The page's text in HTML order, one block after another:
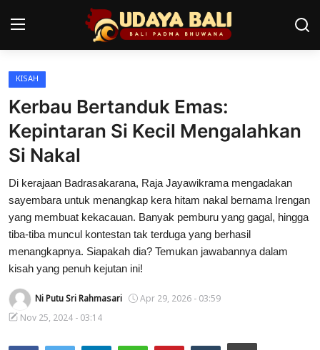
Home
Pura
Desa Adat
Tradisi
Kearifan lokal
Alam Bali
Kisah
KISAH
Kerbau Bertanduk Emas:
Kepintaran Si Kecil Mengalahkan
Si Nakal
Di kerajaan Badrasakarana, Raja Jayawikrama mengadakan
sayembara untuk menangkap kera hitam nakal bernama Irengan
yang membuat kekacauan. Banyak pemburu yang gagal, hingga
tiba-tiba muncul kontestan tak terduga yang berhasil
menangkapnya. Siapakah dia? Temukan jawabannya dalam
kisah yang penuh kejutan ini!
Ni Putu Sri Rahmasari
Apr 29, 2026 - 03:59
Nov 25, 2024 - 03:14